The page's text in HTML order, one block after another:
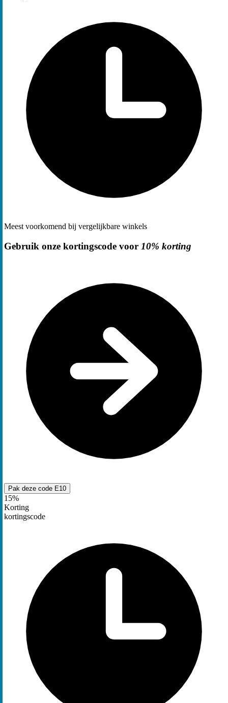
Meest voorkomend bij vergelijkbare winkels
Gebruik onze kortingscode voor 10% korting
Pak deze code E10
15%
Korting
kortingscode